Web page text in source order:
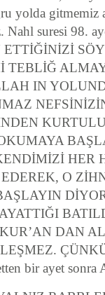
yolda gitmemiz
suresi 98.
ETTİĞİNİZİ
TEBLİĞ
IN
HER
O
DAN
bir ayet sonra